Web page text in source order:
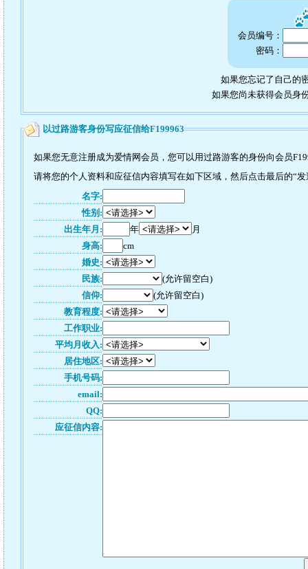
会员编号：
密码：
如果您忘记了自己的
如果您尚未获得会员身
以过路游客身份写应征信给F199963
如果您无意注册成为爱情网会员，您可以用过路游客的身份向会员
请将您的个人资料和应征信内容填写在如下区域，然后点击最后的“
名字:
性别:
出生年月:
年
月
身高:
cm
婚史:
民族:
(允许留空白)
信仰:
(允许留空白)
教育程度:
工作职业:
平均月收入:
居住地区:
手机号码:
email:
QQ:
应征信内容: